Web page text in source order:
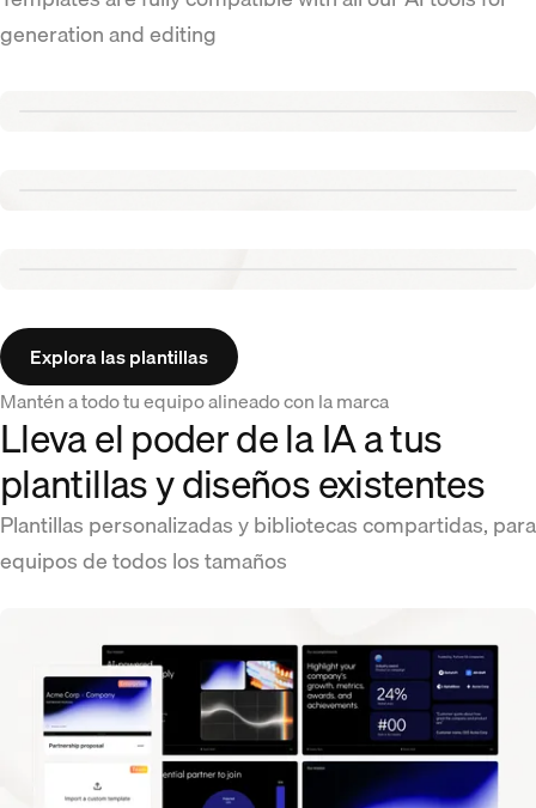
generation and editing
Explora las plantillas
Mantén a todo tu equipo alineado con la marca
Lleva el poder de la IA a tus
plantillas y diseños existentes
Plantillas personalizadas y bibliotecas compartidas, para
equipos de todos los tamaños